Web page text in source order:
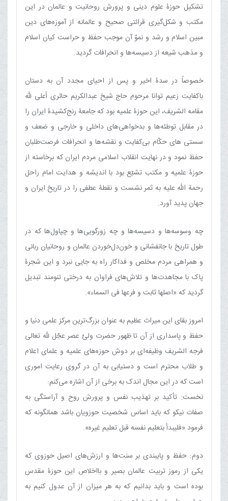
تشکیل حوزۀ علوم دینی و پرورش روحانیت و عالمان در این
مکتب و شکل‌گیری قرائتی صحیح و عالمانه از آموزه‌های دین
مبین اسلام و رشد و نموّ آن موجب حفظ و حراست کیان اسلام
و مذهب شیعه از دسیسه‌ها و انحرافات گردید.
خصوصاً در سدۀ اخیر و پس از احیای مجدد آن به دستان
باکفایت زعیم توانا مرحوم حاج شیخ عبدالکریم حائری أعلی ﷲ
مقامه الشریف، این حوزۀ علمیه بود که جامعۀ رنج‌کشیدۀ ایران را
در مقابل توطئه‌ها و بدخواهی‌های داخلی و خارجی و ضعف و
سستی های حکّام بی‌کفایت و نقشه‌ها و انحرافات فرصت‌طلبان
حفظ نمود و در نهایت انقلاب اسلامی مردم ایران که برخاسته از
حوزۀ علمیه و مکتب تشیّع بود با اندیشه و هدایت امام راحل
رحمة الله علیه به ثمر نشست و نقطۀ عطفی را در تاریخ ایران و
جهان پدید آورد.
چه وسوسه‌ها و دسیسه‌ها و چه زورگویی‌ها و چپاول‌ها که در
طول تاریخ با جانفشانی و خون‌دل‌خوردن عالمان و روحانیان ربانی
و همراهی مردم مخلص و فداکار راه به جایی نبرد و این شجرۀ
پاک با مجاهدت‌ها و تلاش‌های فراوان به درختی تنومند تبدیل
گردید که «اصلها ثابت و فرعها فی السماء».
امروز بقای این میراث عظیم به عنوان بزرگ‌ترین مرکز علمی دنیا و
حفظ و پاسداری از آن تا ظهور حضرت ولیّ عصر عجّل ﷲ تعالی
فرجه الشریف وظیفه‌ای بر دوش حوزه‌های علمیه و علمای اعلام
و طلاب محترم است و دستیابی به آن در گروی رعایت اموری
است که در این مجال اندک به برخی از آن اشاره می‌کنم:
نخست: تأکید بر تهذیب نفس و پرورش روح و آراستگی به
صفات نیکو که باید اساس شخصیت حوزویان باشد همانگونه که
فرمود «فلیبدأ بتعلیم نفسه قبل تعلیم غیره».
دوم: حفظ و پایبندی بر سنت‌ها و ارزش‌های اصیل حوزوی که
یکی از رموز تربیت عالمان بصیر و بااخلاص این حوزۀ مقدس
بوده است و باید بدانیم که به هر میزان از آن عدول کنیم به